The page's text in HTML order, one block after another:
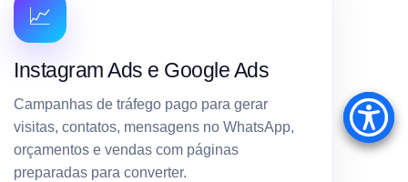
📈
Instagram Ads e Google Ads
Campanhas de tráfego pago para gerar
visitas, contatos, mensagens no WhatsApp,
orçamentos e vendas com páginas
preparadas para converter.